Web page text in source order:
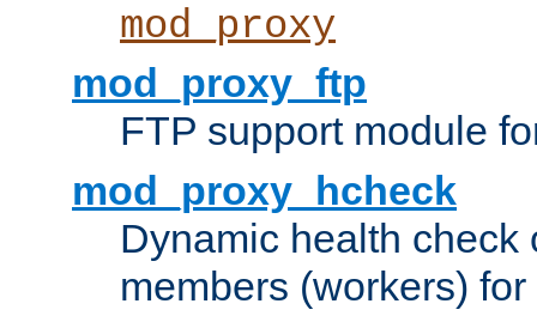
mod_proxy
mod_proxy_ftp
FTP support module
mod_proxy_hcheck
Dynamic health check
members (workers) for